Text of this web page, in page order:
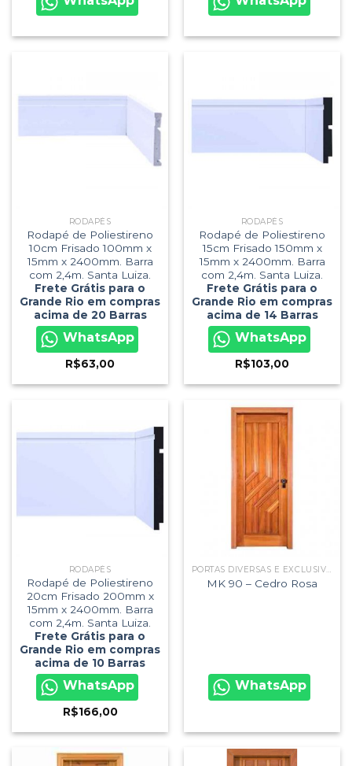
RODAPÉS
Rodapé de Poliestireno
10cm Frisado 100mm x
15mm x 2400mm. Barra
com 2,4m. Santa Luiza.
Frete Grátis para o
Grande Rio em compras
acima de 20 Barras
WhatsApp
R$63,00
RODAPÉS
Rodapé de Poliestireno
15cm Frisado 150mm x
15mm x 2400mm. Barra
com 2,4m. Santa Luiza.
Frete Grátis para o
Grande Rio em compras
acima de 14 Barras
WhatsApp
R$103,00
RODAPÉS
Rodapé de Poliestireno
20cm Frisado 200mm x
15mm x 2400mm. Barra
com 2,4m. Santa Luiza.
Frete Grátis para o
Grande Rio em compras
acima de 10 Barras
WhatsApp
R$166,00
MK 90 – Cedro Rosa
WhatsApp